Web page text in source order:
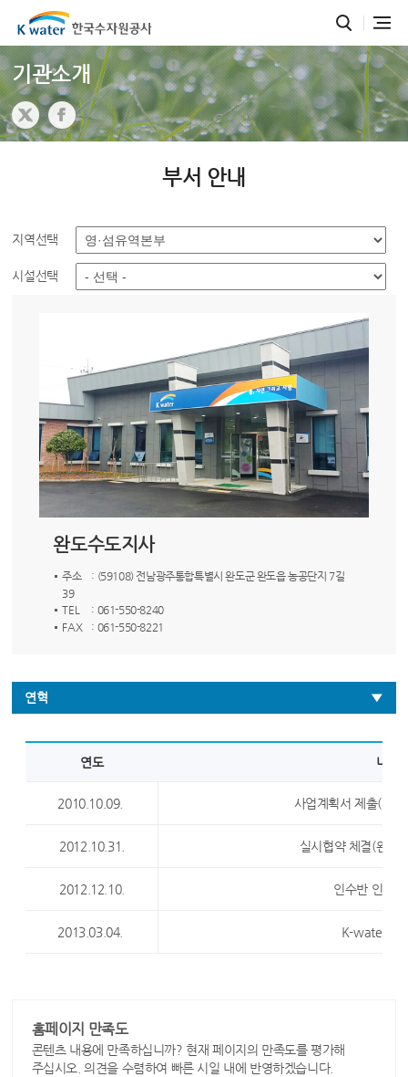
기관소개
부서 안내
지역선택
시설선택
완도수도지사
주소
: (59108) 전남광주통합특별시 완도군 완도읍 농공단지 7길
39
TEL
: 061-550-8240
FAX
: 061-550-8221
연혁
연도 내용
2010.10.09. 사업계획서 제출(K-
2012.10.31. 실시협약 체결(완
2012.12.10. 인수반 인수
2013.03.04. K-water 운
홈페이지 만족도
콘텐츠 내용에 만족하십니까? 현재 페이지의 만족도를 평가해
주십시오. 의견을 수렴하여 빠른 시일 내에 반영하겠습니다.